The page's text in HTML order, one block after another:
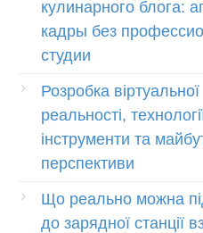
кулинарного блога:
кадры без
студии
Розробка віртуальної
реальності,
інструменти та
перспективи
Що реально можна
до зарядної станції